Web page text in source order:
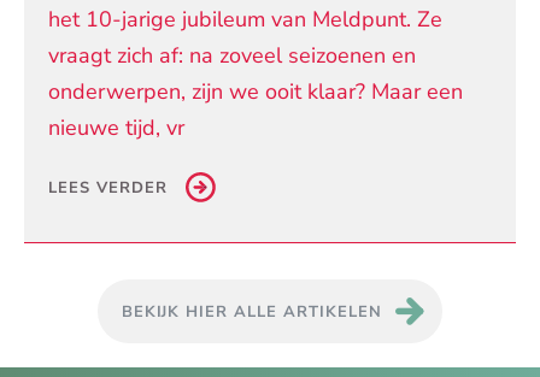
het 10-jarige jubileum van Meldpunt. Ze
vraagt zich af: na zoveel seizoenen en
onderwerpen, zijn we ooit klaar? Maar een
nieuwe tijd, vr
LEES VERDER
BEKIJK HIER ALLE ARTIKELEN